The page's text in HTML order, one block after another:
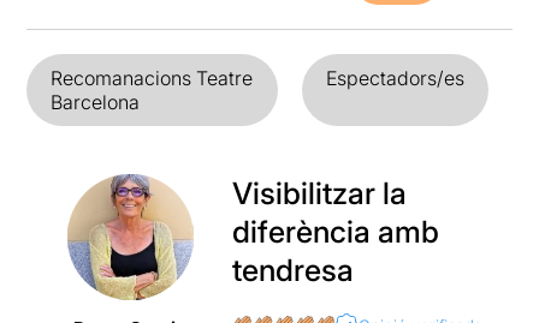
Recomanacions Teatre
Barcelona
Espectadors/es
Visibilitzar la
diferència amb
tendresa